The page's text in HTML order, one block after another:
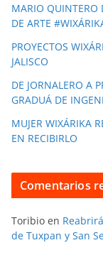
MARIO QUINTERO
DE ARTE
PROYECTOS
JALISCO
DE JORNALERO A
GRADUÁ DE
MUJER WIXÁRIKA
EN RECIBIRLO
Comentarios
Toribio en
de Tuxpan y San